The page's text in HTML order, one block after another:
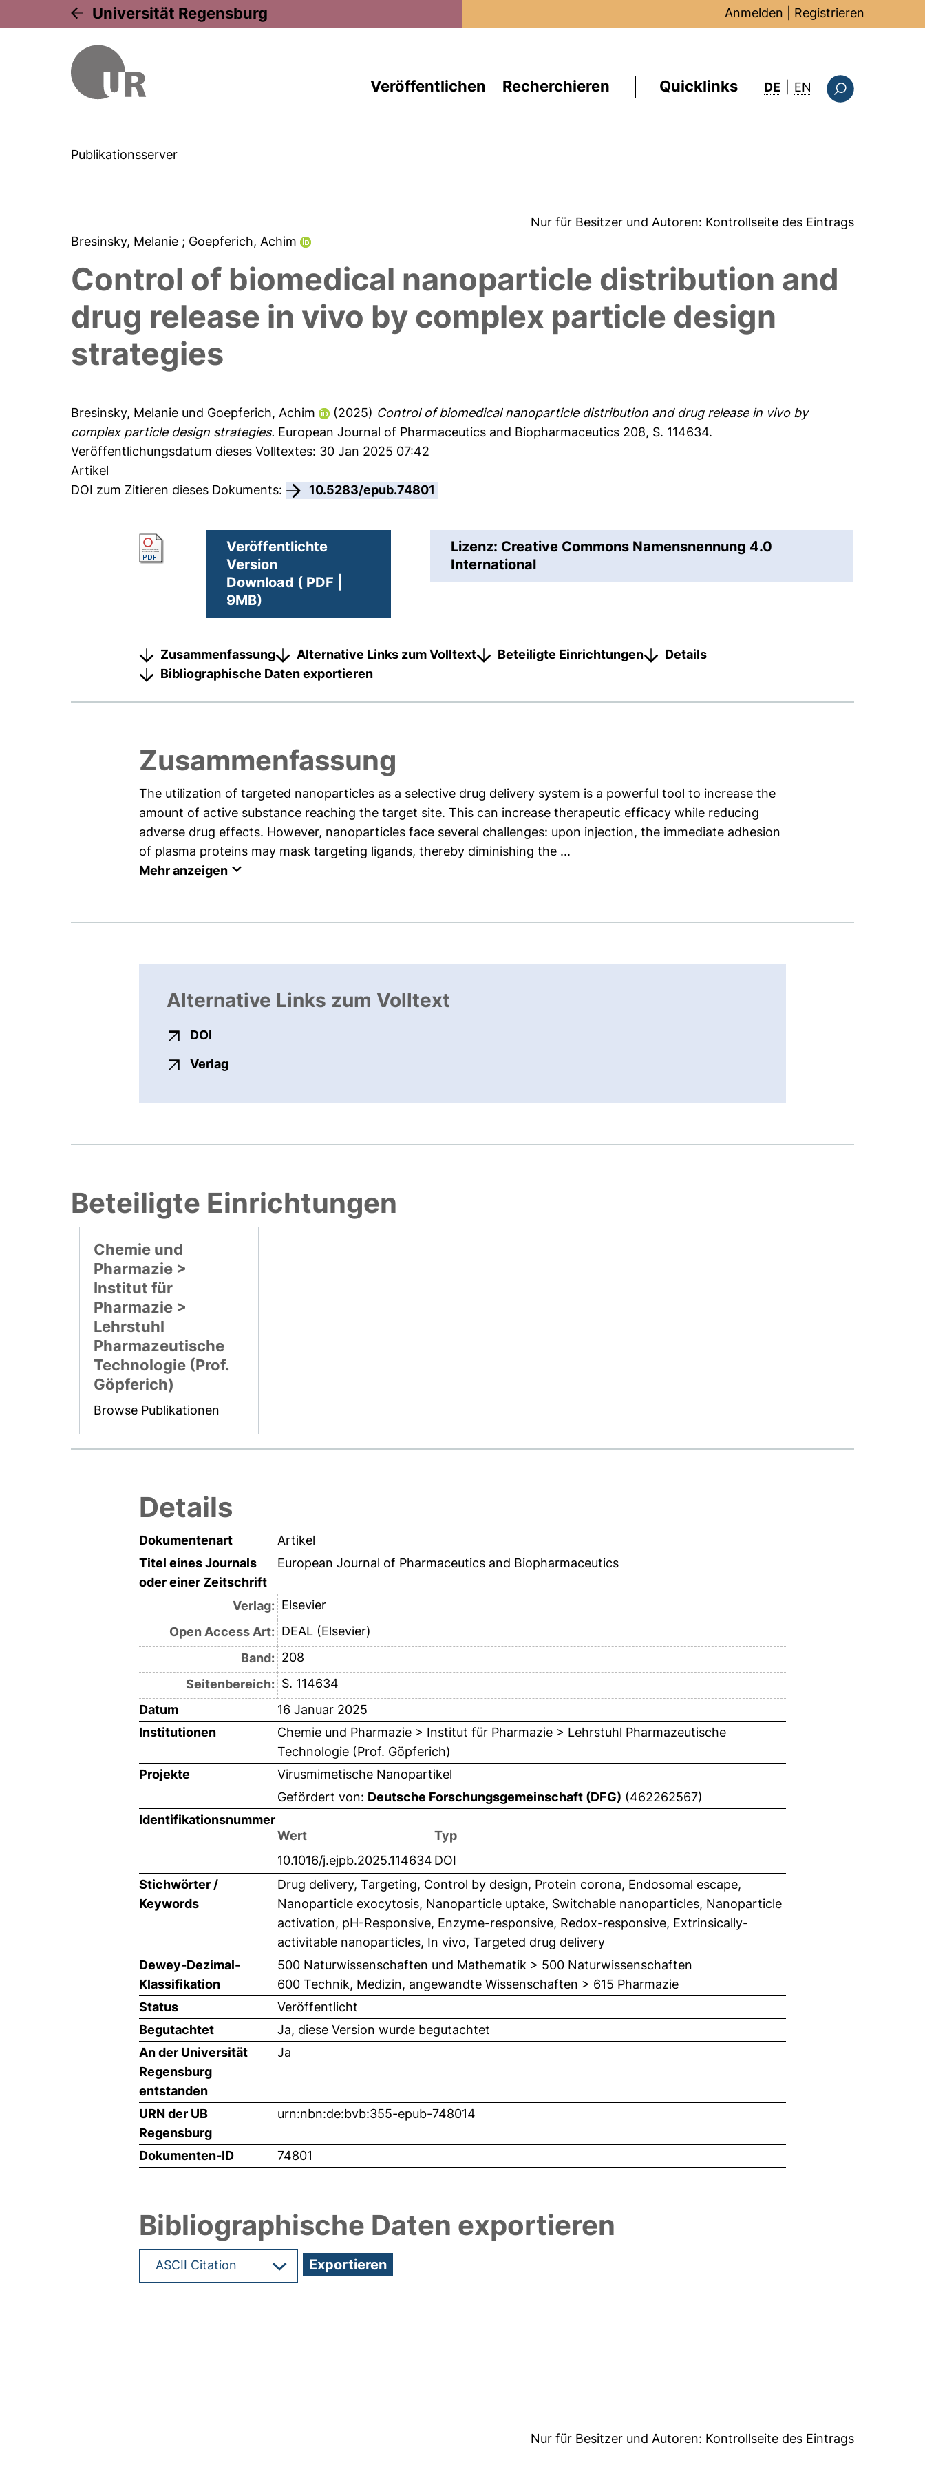
Universität Regensburg Anmelden Registrieren
Veröffentlichen Recherchieren Quicklinks DE EN : this page in
Publikationsserver
Nur für Besitzer und Autoren: Kontrollseite des Eintrags
Bresinsky, Melanie ; Goepferich, Achim
Control of biomedical nanoparticle distribution and
drug release in vivo by complex particle design
strategies
Bresinsky, Melanie und Goepferich, Achim (2025) Control of biomedical nanoparticle distribution and drug release in vivo by
complex particle design strategies. European Journal of Pharmaceutics and Biopharmaceutics 208, S. 114634.
Veröffentlichungsdatum dieses Volltextes: 30 Jan 2025 07:42
Artikel
DOI zum Zitieren dieses Dokuments:
10.5283/epub.74801
Veröffentlichte
Version
Download ( PDF |
9MB)
Lizenz: Creative Commons Namensnennung 4.0
International
Zusammenfassung Alternative Links zum Volltext Beteiligte Einrichtungen
Details
Bibliographische Daten exportieren
Zusammenfassung
The utilization of targeted nanoparticles as a selective drug delivery system is a powerful tool to increase the
amount of active substance reaching the target site. This can increase therapeutic efficacy while reducing
adverse drug effects. However, nanoparticles face several challenges: upon injection, the immediate adhesion
of plasma proteins may mask targeting ligands, thereby diminishing the ...
Mehr anzeigen
Alternative Links zum Volltext
DOI
Verlagexterner Link, öffnet neues Fenster
Beteiligte Einrichtungen
Chemie und
Pharmazie >
Institut für
Pharmazie >
Lehrstuhl
Pharmazeutische
Technologie (Prof.
Göpferich)
Browse Publikationen
Details
Dokumentenart
Artikel
Titel eines Journals
oder einer Zeitschrift
European Journal of Pharmaceutics and Biopharmaceutics
Verlag: Elsevier
Open Access Art: DEAL (Elsevier)
Band: 208
Seitenbereich: S. 114634
Datum
16 Januar 2025
Institutionen
Chemie und Pharmazie > Institut für Pharmazie > Lehrstuhl Pharmazeutische
Technologie (Prof. Göpferich)
Projekte
Virusmimetische Nanopartikel
Gefördert von: Deutsche Forschungsgemeinschaft (DFG) (462262567)
Identifikationsnummer
Wert
Typ
10.1016/j.ejpb.2025.114634 DOI
Stichwörter /
Keywords
Drug delivery, Targeting, Control by design, Protein corona, Endosomal escape,
Nanoparticle exocytosis, Nanoparticle uptake, Switchable nanoparticles, Nanoparticle
activation, pH-Responsive, Enzyme-responsive, Redox-responsive, Extrinsically-
activitable nanoparticles, In vivo, Targeted drug delivery
Dewey-Dezimal-
Klassifikation
500 Naturwissenschaften und Mathematik > 500 Naturwissenschaften
600 Technik, Medizin, angewandte Wissenschaften > 615 Pharmazie
Status
Veröffentlicht
Begutachtet
Ja, diese Version wurde begutachtet
An der Universität
Regensburg
entstanden
Ja
URN der UB
Regensburg
urn:nbn:de:bvb:355-epub-748014
Dokumenten-ID 74801
Bibliographische Daten exportieren
Nur für Besitzer und Autoren: Kontrollseite des Eintrags